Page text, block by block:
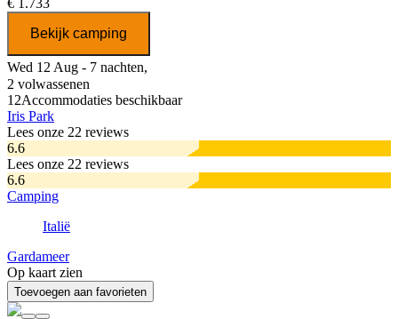
€ 1.733
Bekijk camping
Wed 12 Aug - 7 nachten,
2 volwassenen
12Accommodaties beschikbaar
Iris Park
Lees onze 22 reviews
6.6
Lees onze 22 reviews
6.6
Camping
Italië
Gardameer
Op kaart zien
Toevoegen aan favorieten